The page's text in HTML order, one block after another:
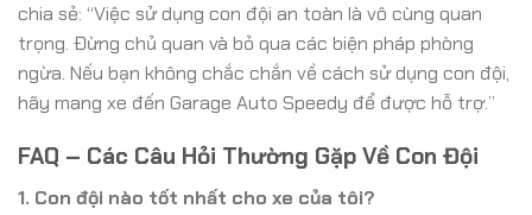
chia sẻ: “Việc sử dụng con đội an toàn là vô cùng quan
trọng. Đừng chủ quan và bỏ qua các biện pháp phòng
ngừa. Nếu bạn không chắc chắn về cách sử dụng con đội,
hãy mang xe đến Garage Auto Speedy để được hỗ trợ.”
FAQ – Các Câu Hỏi Thường Gặp Về Con Đội
1. Con đội nào tốt nhất cho xe của tôi?